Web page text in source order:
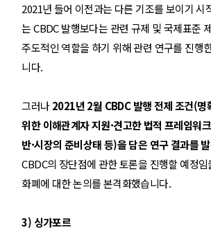
2021년 들어 이전과는 다른 기조를 보이기 시
는 CBDC 발행보다는 관련 규제 및 국제표준
주도적인 역할을 하기 위해 관련 연구를 진행
니다.
그러나2021년 2월 CBDC 발행 전제 조건(명
위한 이해관계자 지원·견고한 법적 프레임워크
반·시장의 준비상태 등)을 담은 연구 결과를
CBDC의 장단점에 관한 토론을 진행할 예정
화폐에 대한 논의를 본격화했습니다.
3) 싱가포르